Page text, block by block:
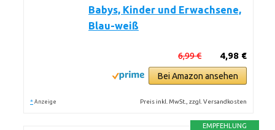
Babys, Kinder und Erwachsene,
Blau-weiß
4,98 €
6,99 €
Bei Amazon ansehen
* Anzeige Preis inkl. MwSt., zzgl. Versandkosten
EMPFEHLUNG